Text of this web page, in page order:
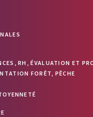
RH, ÉVALUATION ET
FORÊT, PÊCHE